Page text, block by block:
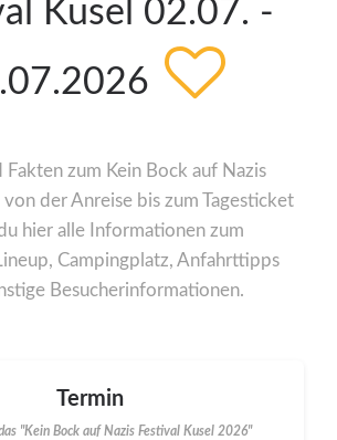
Kusel 02.07. -
Fakten zum Kein Bock auf Nazis
von der Anreise bis zum Tagesticket
hier alle Informationen zum
Campingplatz, Anfahrttipps
Besucherinformationen.
Termin
"Kein Bock auf Nazis Festival Kusel 2026"